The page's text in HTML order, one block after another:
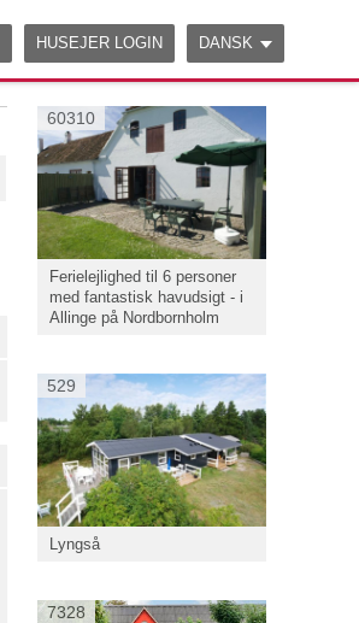
HUSEJER LOGIN DANSK
60310
Ferielejlighed til 6 personer
med fantastisk havudsigt - i
Allinge på Nordbornholm
529
Lyngså
7328